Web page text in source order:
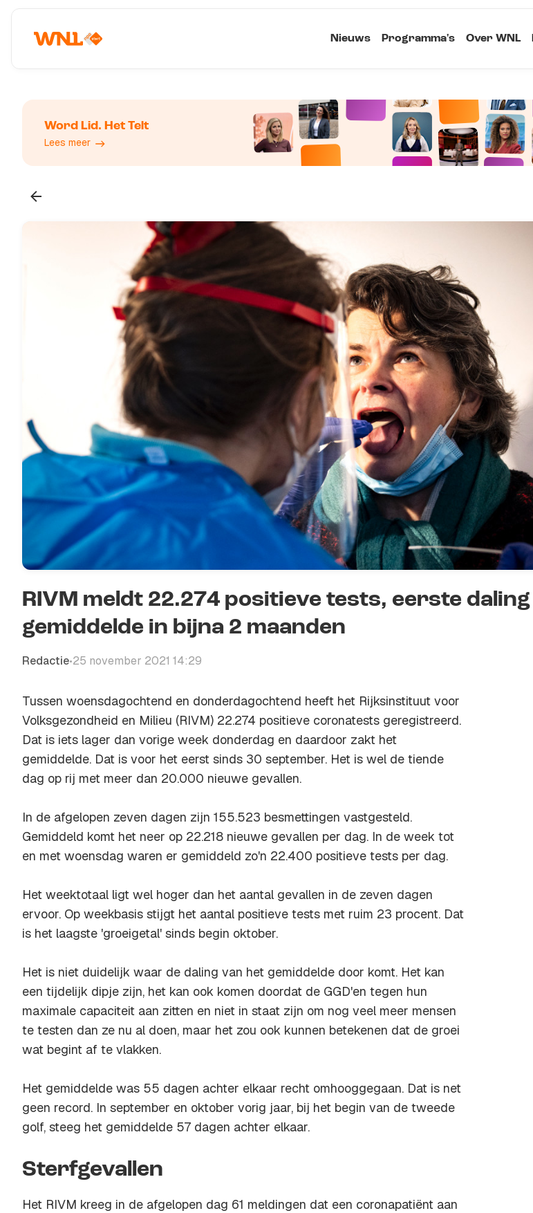
Nieuws Programma's Over WNL
Word Lid. Het Telt
Lees meer
RIVM meldt 22.274 positieve tests, eerste daling
gemiddelde in bijna 2 maanden
Redactie•25 november 2021 14:29
Tussen woensdagochtend en donderdagochtend heeft het Rijksinstituut voor
Volksgezondheid en Milieu (RIVM) 22.274 positieve coronatests geregistreerd.
Dat is iets lager dan vorige week donderdag en daardoor zakt het
gemiddelde. Dat is voor het eerst sinds 30 september. Het is wel de tiende
dag op rij met meer dan 20.000 nieuwe gevallen.
In de afgelopen zeven dagen zijn 155.523 besmettingen vastgesteld.
Gemiddeld komt het neer op 22.218 nieuwe gevallen per dag. In de week tot
en met woensdag waren er gemiddeld zo'n 22.400 positieve tests per dag.
Het weektotaal ligt wel hoger dan het aantal gevallen in de zeven dagen
ervoor. Op weekbasis stijgt het aantal positieve tests met ruim 23 procent. Dat
is het laagste 'groeigetal' sinds begin oktober.
Het is niet duidelijk waar de daling van het gemiddelde door komt. Het kan
een tijdelijk dipje zijn, het kan ook komen doordat de GGD'en tegen hun
maximale capaciteit aan zitten en niet in staat zijn om nog veel meer mensen
te testen dan ze nu al doen, maar het zou ook kunnen betekenen dat de groei
wat begint af te vlakken.
Het gemiddelde was 55 dagen achter elkaar recht omhooggegaan. Dat is net
geen record. In september en oktober vorig jaar, bij het begin van de tweede
golf, steeg het gemiddelde 57 dagen achter elkaar.
Sterfgevallen
Het RIVM kreeg in de afgelopen dag 61 meldingen dat een coronapatiënt aan